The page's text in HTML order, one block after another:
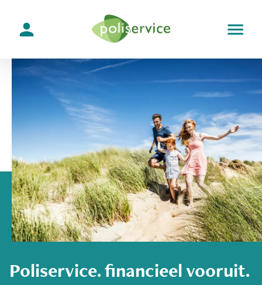
Poliservice. financieel vooruit.